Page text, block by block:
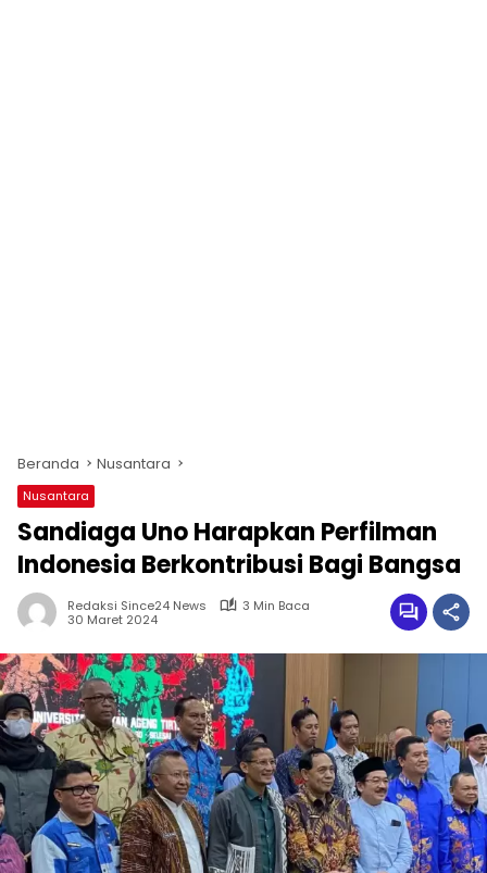
Beranda Nusantara
Nusantara
Sandiaga Uno Harapkan Perfilman
Indonesia Berkontribusi Bagi Bangsa
Redaksi Since24 News
3 Min Baca
30 Maret 2024